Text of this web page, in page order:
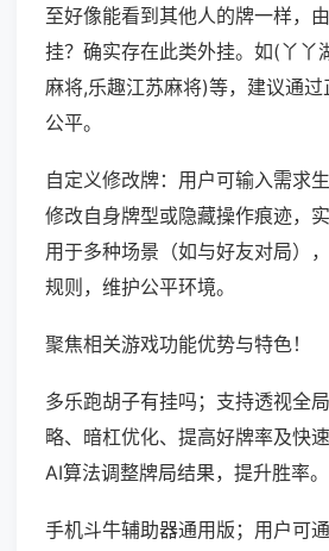
至好像能看到其他人的牌一样，
挂？确实存在此类外挂。如(丫丫
麻将,乐趣江苏麻将)等，建议通
公平。
自定义修改牌：用户可输入需求
修改自身牌型或隐藏操作痕迹，
用于多种场景（如与好友对局）
规则，维护公平环境。
聚焦相关游戏功能优势与特色！
多乐跑胡子有挂吗；支持透视全
略、暗杠优化、提高好牌率及快
AI算法调整牌局结果，提升胜率。
手机斗牛辅助器通用版；用户可